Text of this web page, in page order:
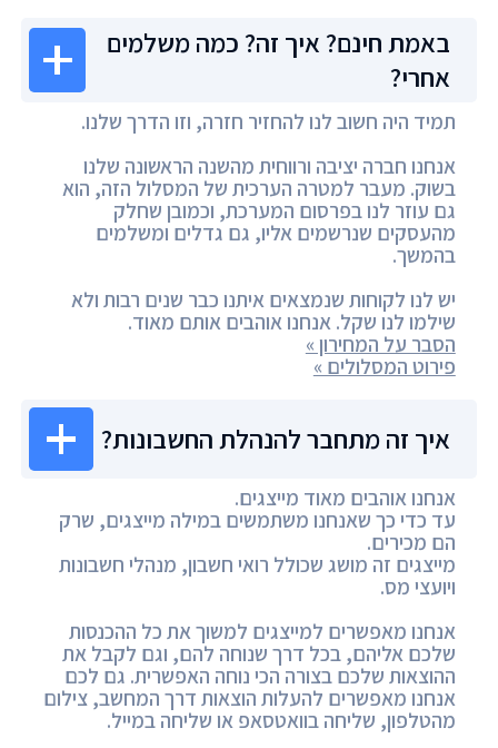
באמת חינם? איך זה? כמה משלמים
אחרי?
תמיד היה חשוב לנו להחזיר חזרה, וזו הדרך שלנו.
אנחנו חברה יציבה ורווחית מהשנה הראשונה שלנו
בשוק. מעבר למטרה הערכית של המסלול הזה, הוא
גם עוזר לנו בפרסום המערכת, וכמובן שחלק
מהעסקים שנרשמים אליו, גם גדלים ומשלמים
בהמשך.
יש לנו לקוחות שנמצאים איתנו כבר שנים רבות ולא
שילמו לנו שקל. אנחנו אוהבים אותם מאוד.
הסבר על המחירון »
פירוט המסלולים »
איך זה מתחבר להנהלת החשבונות?
אנחנו אוהבים מאוד מייצגים.
עד כדי כך שאנחנו משתמשים במילה מייצגים, שרק
הם מכירים.
מייצגים זה מושג שכולל רואי חשבון, מנהלי חשבונות
ויועצי מס.
אנחנו מאפשרים למייצגים למשוך את כל ההכנסות
שלכם אליהם, בכל דרך שנוחה להם, וגם לקבל את
ההוצאות שלכם בצורה הכי נוחה האפשרית. גם לכם
אנחנו מאפשרים להעלות הוצאות דרך המחשב, צילום
מהטלפון, שליחה בוואטסאפ או שליחה במייל.